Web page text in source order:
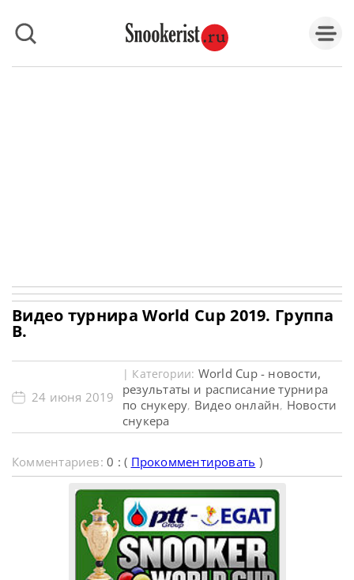
Видео турнира World Cup 2019. Группа
B.
24 июня 2019
| Категории: World Cup - новости,
результаты и расписание турнира
по снукеру, Видео онлайн, Новости
снукера
Комментариев:0 : ( Прокомментировать )